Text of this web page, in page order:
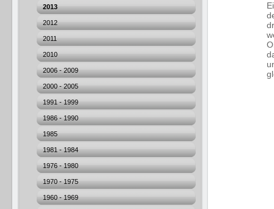
2013
2012
2011
2010
2006 - 2009
2000 - 2005
1991 - 1999
1986 - 1990
1985
1981 - 1984
1976 - 1980
1970 - 1975
1960 - 1969